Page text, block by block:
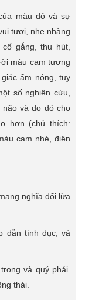
màu đỏ và sự
tươi, nhẹ nhàng
gắng, thu hút,
màu cam tương
ấm nóng, tuy
số nghiên cứu,
và do đó cho
hơn (chú thích:
cam nhé, điên
nghĩa dối lừa
dẫn tính dục, và
và quý phái.
thái.